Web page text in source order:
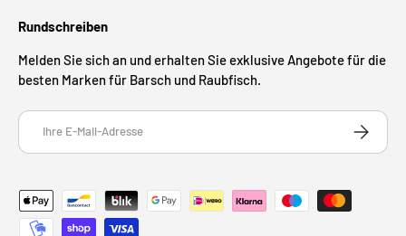
Rundschreiben
Melden Sie sich an und erhalten Sie exklusive Angebote für die
besten Marken für Barsch und Raubfisch.
E-Mail
Zahlungsmethoden